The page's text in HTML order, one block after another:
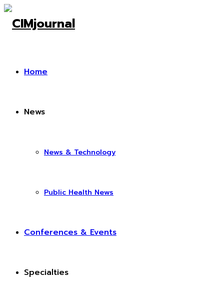
Home
News
News & Technology
Public Health News
Conferences & Events
Specialties